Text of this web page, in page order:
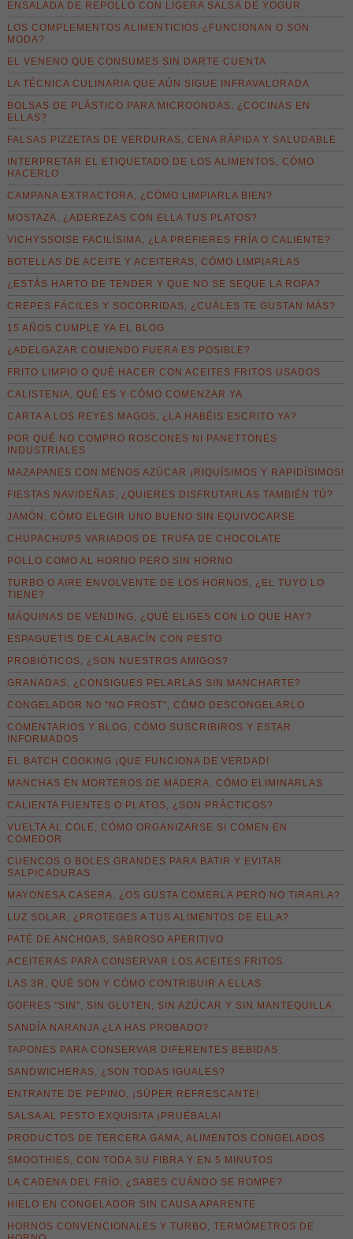
ENSALADA DE REPOLLO CON LIGERA SALSA DE YOGUR
LOS COMPLEMENTOS ALIMENTICIOS ¿FUNCIONAN O SON
MODA?
EL VENENO QUE CONSUMES SIN DARTE CUENTA
LA TÉCNICA CULINARIA QUE AÚN SIGUE INFRAVALORADA
BOLSAS DE PLÁSTICO PARA MICROONDAS, ¿COCINAS EN
ELLAS?
FALSAS PIZZETAS DE VERDURAS, CENA RÁPIDA Y SALUDABLE
INTERPRETAR EL ETIQUETADO DE LOS ALIMENTOS, CÓMO
HACERLO
CAMPANA EXTRACTORA, ¿CÓMO LIMPIARLA BIEN?
MOSTAZA, ¿ADEREZAS CON ELLA TUS PLATOS?
VICHYSSOISE FACILÍSIMA, ¿LA PREFIERES FRÍA O CALIENTE?
BOTELLAS DE ACEITE Y ACEITERAS, CÓMO LIMPIARLAS
¿ESTÁS HARTO DE TENDER Y QUE NO SE SEQUE LA ROPA?
CREPES FÁCILES Y SOCORRIDAS, ¿CUÁLES TE GUSTAN MÁS?
15 AÑOS CUMPLE YA EL BLOG
¿ADELGAZAR COMIENDO FUERA ES POSIBLE?
FRITO LIMPIO O QUÉ HACER CON ACEITES FRITOS USADOS
CALISTENIA, QUÉ ES Y CÓMO COMENZAR YA
CARTA A LOS REYES MAGOS, ¿LA HABÉIS ESCRITO YA?
POR QUÉ NO COMPRO ROSCONES NI PANETTONES
INDUSTRIALES
MAZAPANES CON MENOS AZÚCAR ¡RIQUÍSIMOS Y RAPIDÍSIMOS!
FIESTAS NAVIDEÑAS, ¿QUIERES DISFRUTARLAS TAMBIÉN TÚ?
JAMÓN, CÓMO ELEGIR UNO BUENO SIN EQUIVOCARSE
CHUPACHUPS VARIADOS DE TRUFA DE CHOCOLATE
POLLO COMO AL HORNO PERO SIN HORNO
TURBO O AIRE ENVOLVENTE DE LOS HORNOS, ¿EL TUYO LO
TIENE?
MÁQUINAS DE VENDING, ¿QUÉ ELIGES CON LO QUE HAY?
ESPAGUETIS DE CALABACÍN CON PESTO
PROBIÓTICOS, ¿SON NUESTROS AMIGOS?
GRANADAS, ¿CONSIGUES PELARLAS SIN MANCHARTE?
CONGELADOR NO "NO FROST", CÓMO DESCONGELARLO
COMENTARIOS Y BLOG, CÓMO SUSCRIBIROS Y ESTAR
INFORMADOS
EL BATCH COOKING ¡QUE FUNCIONA DE VERDAD!
MANCHAS EN MORTEROS DE MADERA, CÓMO ELIMINARLAS
CALIENTA FUENTES O PLATOS, ¿SON PRÁCTICOS?
VUELTA AL COLE, CÓMO ORGANIZARSE SI COMEN EN
COMEDOR
CUENCOS O BOLES GRANDES PARA BATIR Y EVITAR
SALPICADURAS
MAYONESA CASERA, ¿OS GUSTA COMERLA PERO NO TIRARLA?
LUZ SOLAR, ¿PROTEGES A TUS ALIMENTOS DE ELLA?
PATÉ DE ANCHOAS, SABROSO APERITIVO
ACEITERAS PARA CONSERVAR LOS ACEITES FRITOS
LAS 3R, QUÉ SON Y CÓMO CONTRIBUIR A ELLAS
GOFRES "SIN", SIN GLUTEN, SIN AZÚCAR Y SIN MANTEQUILLA
SANDÍA NARANJA ¿LA HAS PROBADO?
TAPONES PARA CONSERVAR DIFERENTES BEBIDAS
SANDWICHERAS, ¿SON TODAS IGUALES?
ENTRANTE DE PEPINO, ¡SÚPER REFRESCANTE!
SALSA AL PESTO EXQUISITA ¡PRUÉBALA!
PRODUCTOS DE TERCERA GAMA, ALIMENTOS CONGELADOS
SMOOTHIES, CON TODA SU FIBRA Y EN 5 MINUTOS
LA CADENA DEL FRÍO, ¿SABES CUÁNDO SE ROMPE?
HIELO EN CONGELADOR SIN CAUSA APARENTE
HORNOS CONVENCIONALES Y TURBO, TERMÓMETROS DE